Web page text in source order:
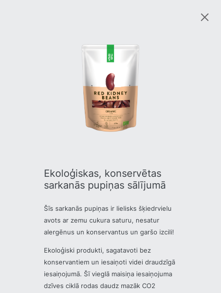
Ekoloģiskas, konservētas
sarkanās pupiņas sālījumā
Šīs sarkanās pupiņas ir lielisks šķiedrvielu
avots ar zemu cukura saturu, nesatur
alergēnus un konservantus un garšo izcili!
Ekoloģiski produkti, sagatavoti bez
konservantiem un iesaiņoti videi draudzīgā
iesaiņojumā. Šī vieglā maisiņa iesaiņojuma
dzīves ciklā rodas daudz mazāk CO2